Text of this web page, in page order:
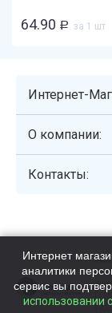
64.90 Р за 1 шт
Интернет-
О компании:
Контакты:
Интернет
аналитики
сервис вы
использовании